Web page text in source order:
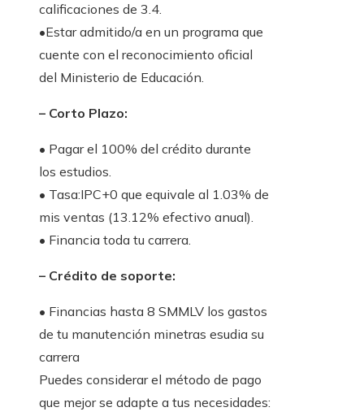
calificaciones de 3.4.
•Estar admitido/a en un programa que
cuente con el reconocimiento oficial
del Ministerio de Educación.
– Corto Plazo:
• Pagar el 100% del crédito durante
los estudios.
• Tasa:IPC+0 que equivale al 1.03% de
mis ventas (13.12% efectivo anual).
• Financia toda tu carrera.
– Crédito de soporte:
• Financias hasta 8 SMMLV los gastos
de tu manutención minetras esudia su
carrera
Puedes considerar el método de pago
que mejor se adapte a tus necesidades: